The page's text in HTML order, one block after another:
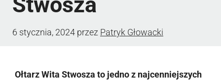
6 stycznia, 2024 przez Patryk Głowacki
Ołtarz Wita Stwosza to jedno z najcenniejszych